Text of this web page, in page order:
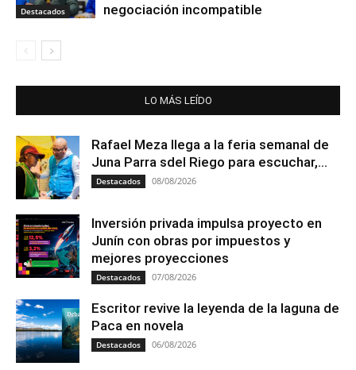
Destacados
negociación incompatible
LO MÁS LEÍDO
Rafael Meza llega a la feria semanal de
Juna Parra sdel Riego para escuchar,...
Destacados 08/08/2026
Inversión privada impulsa proyecto en
Junín con obras por impuestos y
mejores proyecciones
Destacados 07/08/2026
Escritor revive la leyenda de la laguna de
Paca en novela
Destacados 06/08/2026